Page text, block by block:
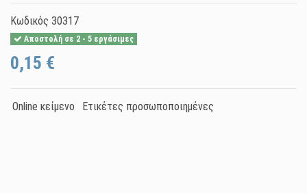
Κωδικός 30317
Αποστολή σε 2 - 5 εργάσιμες
0,15 €
Online κείμενο Ετικέτες προσωποποιημένες